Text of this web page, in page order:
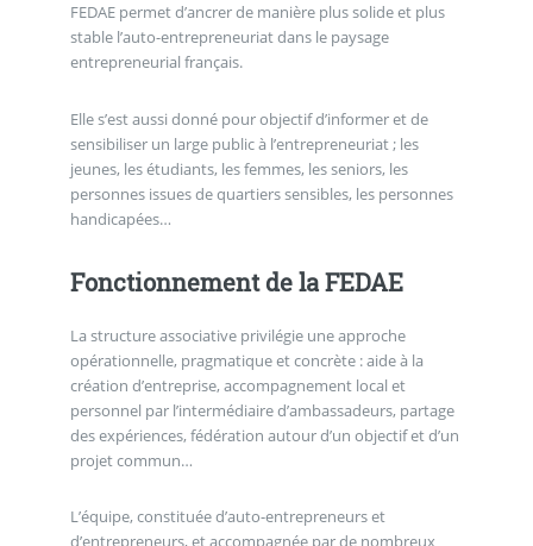
FEDAE permet d’ancrer de manière plus solide et plus
stable l’auto-entrepreneuriat dans le paysage
entrepreneurial français.
Elle s’est aussi donné pour objectif d’informer et de
sensibiliser un large public à l’entrepreneuriat ; les
jeunes, les étudiants, les femmes, les seniors, les
personnes issues de quartiers sensibles, les personnes
handicapées…
Fonctionnement de la FEDAE
La structure associative privilégie une approche
opérationnelle, pragmatique et concrète : aide à la
création d’entreprise, accompagnement local et
personnel par l’intermédiaire d’ambassadeurs, partage
des expériences, fédération autour d’un objectif et d’un
projet commun…
L’équipe, constituée d’auto-entrepreneurs et
d’entrepreneurs, et accompagnée par de nombreux